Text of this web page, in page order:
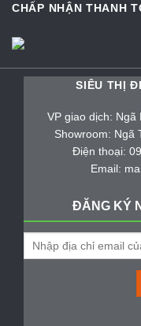
CHẤP NHẬN THANH
SIÊU THỊ
VP giao dịch: Ngã
Showroom: Ngã
Điện thoại:
Email:
ĐĂNG KÝ